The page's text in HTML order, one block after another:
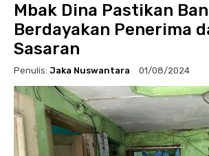
Mbak Dina Pastikan
Berdayakan Penerima
Sasaran
Penulis: Jaka Nuswantara 01/08/2024